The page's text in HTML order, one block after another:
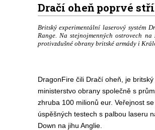
Dračí oheň poprvé
Britský experimentální laserový systém
Range. Na stejnojmenných ostrovech
protivzdušné obrany britské armády i
DragonFire čili Dračí oheň, je
ministerstvo obrany společně s
zhruba 100 milionů eur. Veřejnost
úspěšných testech s palbou laseru
Down na jihu Anglie.